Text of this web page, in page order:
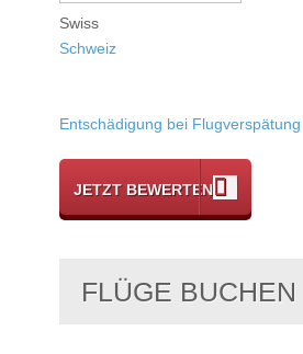
Swiss
Schweiz
Entschädigung bei Flugverspätung
JETZT BEWERTEN
FLÜGE BUCHEN